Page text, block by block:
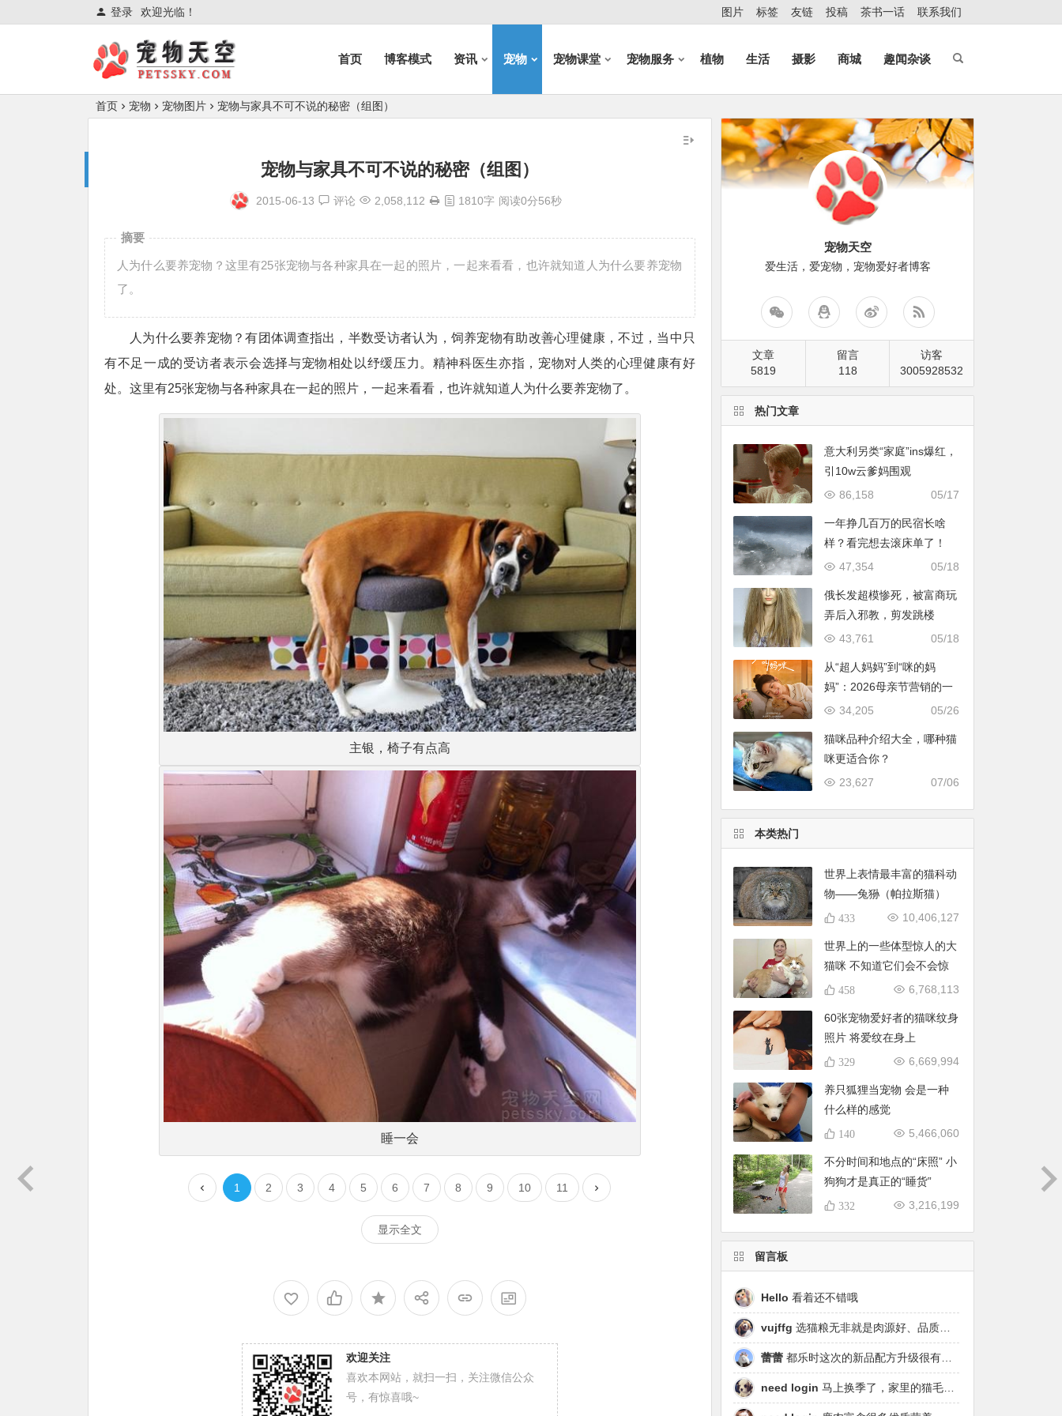
欢迎光临！
登录 图片 标签 友链 投稿 茶书一话 联系我们
首页 博客模式 资讯 宠物 宠物课堂 宠物服务 植物 生活 摄影 商城 趣闻杂谈
首页 宠物 宠物图片 宠物与家具不可不说的秘密（组图）
宠物与家具不可不说的秘密（组图）
2015-06-13 评论 2,058,112 1810字 阅读0分56秒
摘要
人为什么要养宠物？这里有25张宠物与各种家具在一起的照片，一起来看看，也许就知道人为什么要养宠物
了。
人为什么要养宠物？有团体调查指出，半数受访者认为，饲养宠物有助改善心理健康，不过，当中只
有不足一成的受访者表示会选择与宠物相处以纾缓压力。精神科医生亦指，宠物对人类的心理健康有好
处。这里有25张宠物与各种家具在一起的照片，一起来看看，也许就知道人为什么要养宠物了。
主银，椅子有点高
睡一会
1 2 3 4 5 6 7 8 9 10 11
显示全文
欢迎关注
喜欢本网站，就扫一扫，关注微信公众
号，有惊喜哦~
宠物天空
爱生活，爱宠物，宠物爱好者博客
文章
5819
留言
118
访客
3005928532
热门文章
意大利另类“家庭”ins爆红，
引10w云爹妈围观
05/17
86,158
一年挣几百万的民宿长啥
样？看完想去滚床单了！
05/18
47,354
俄长发超模惨死，被富商玩
弄后入邪教，剪发跳楼
05/18
43,761
从“超人妈妈”到“咪的妈
妈”：2026母亲节营销的一
次温情破题
05/26
34,205
猫咪品种介绍大全，哪种猫
咪更适合你？
07/06
23,627
本类热门
世界上表情最丰富的猫科动
物——兔狲（帕拉斯猫）
10,406,127
433
世界上的一些体型惊人的大
猫咪 不知道它们会不会惊
到你
6,768,113
458
60张宠物爱好者的猫咪纹身
照片 将爱纹在身上
6,669,994
329
养只狐狸当宠物 会是一种
什么样的感觉
5,466,060
140
不分时间和地点的“床照” 小
狗狗才是真正的“睡货”
3,216,199
332
留言板
Hello 看着还不错哦
vujffg 选猫粮无非就是肉源好、品质好、工艺好，都乐时磷虾鹿肉烘焙粮真的可以闭眼冲了！
蕾蕾 都乐时这次的新品配方升级很有针对性，从原料溯源到营养配比都踩中了当下高端市场的需求点，期待后续的区域代理政策。
need login 马上换季了，家里的猫毛又要多起来了……太需要像都乐时这种28天就能改善毛发的产品！